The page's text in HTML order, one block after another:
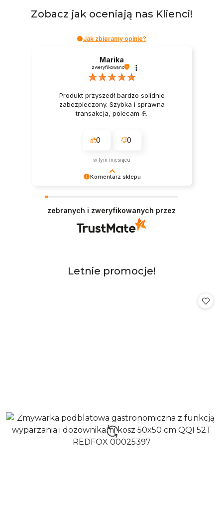
Zobacz jak oceniają nas Klienci!
Jak zbieramy opinie?
Komentarz sklepu
przyjemność zobaczyć, że zostaliśmy docenieni!
Dziękujemy też za wysiłek włożony w
podzielenie się z innymi Twoim doświadczeniem.
Marika
zweryfikowano
Produkt przyszedł bardzo solidnie
zabezpieczony. Szybka i sprawna
transakcja, polecam 💪
0 0
w tym miesiącu
zebranych i zweryfikowanych przez
Pomiń karuzelę produktów
Produkty
Letnie promocje!